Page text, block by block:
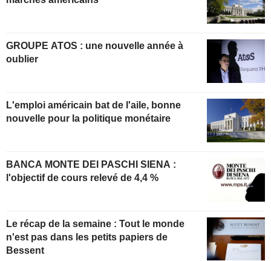
GROUPE ATOS : une nouvelle année à
oublier
L'emploi américain bat de l'aile, bonne
nouvelle pour la politique monétaire
BANCA MONTE DEI PASCHI SIENA :
l'objectif de cours relevé de 4,4 %
Le récap de la semaine : Tout le monde
n'est pas dans les petits papiers de
Bessent